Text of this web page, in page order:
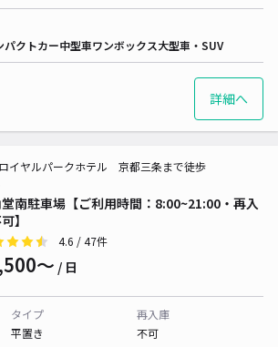
パクトカー中型車ワンボックス大型車・SUV
詳細へ
南駐車場【ご利用時間：8:00~21:00・再入
】
イヤルパークホテル 京都三条まで徒歩
4.6 / 47件
〜 / 日
タイプ
平置き
再入庫
不可